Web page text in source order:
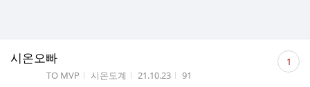
시온오빠
TO MVP 작성자
시온도계 작성시간
21.10.23 조회수
91
댓
글 1